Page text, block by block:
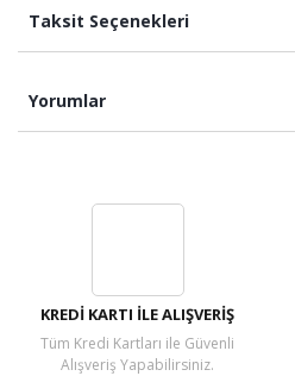
Taksit Seçenekleri
Yorumlar
KREDİ KARTI İLE ALIŞVERİŞ
Tüm Kredi Kartları ile Güvenli
Alışveriş Yapabilirsiniz.